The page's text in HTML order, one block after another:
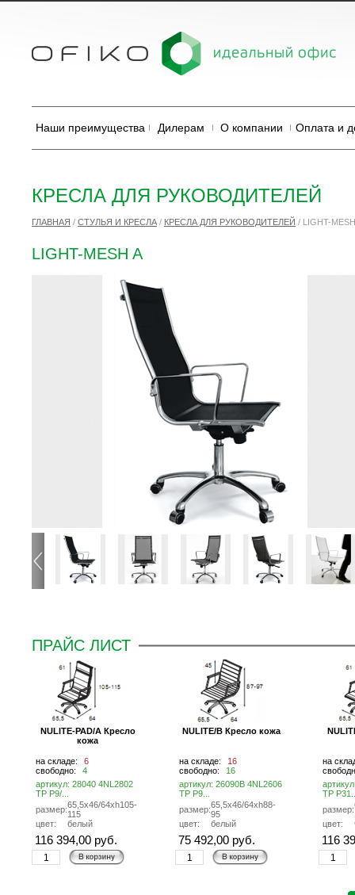
Наши преимущества Дилерам О компании Оплата и
КРЕСЛА ДЛЯ РУКОВОДИТЕЛЕЙ
ГЛАВНАЯ / СТУЛЬЯ И КРЕСЛА / КРЕСЛА ДЛЯ РУКОВОДИТЕЛЕЙ / LIGHT-
LIGHT-MESH A
ПРАЙС ЛИСТ
NULITE-PAD/A Кресло
кожа
на складе:
6
свободно:
4
артикул: 28040 4NL2802
TP P9/...
размер:65,5x46/64xh105-
115
цвет:
белый
116 394,00 руб.
NULITE/B Кресло кожа
на складе:
16
свободно:
16
артикул: 26090B 4NL2606
TP P9...
размер:65,5x46/64xh88-
95
цвет:
белый
75 492,00 руб.
на
TP
размер:
цвет:
116